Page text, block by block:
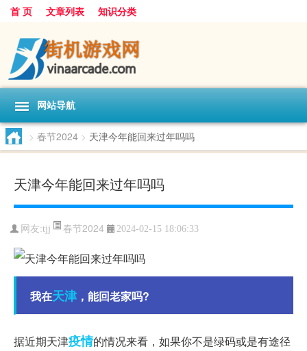
首 页 文章列表 知识分类
网站导航
> 春节2024 > 天津今年能回来过年吗吗
天津今年能回来过年吗吗
网友:tjj 春节2024 2024-02-15 18:06:33
我在天津 ，能回老家吗?
据近期天津疫情的情况来看，如果你不是绿码或是有途径